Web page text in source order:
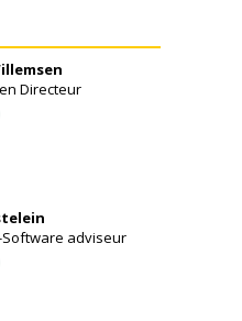
Directeur
Software adviseur